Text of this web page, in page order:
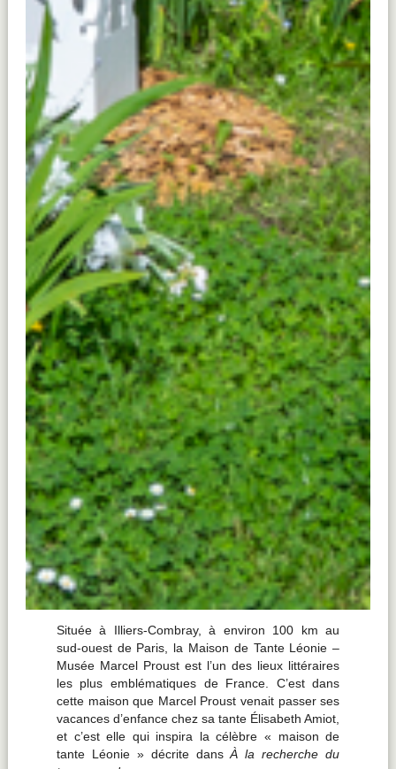
Situéeà Illiers-Combray,à environ 100 km au
sud-ouest de Paris, la Maison de Tante Léonie –
Musée Marcel Proust est l’undes lieux littéraires
les plus emblématiques de France. C’estdans
cette maisonque Marcel Proust venait passerses
vacances d’enfance chez satante ÉlisabethAmiot,
et c’estelle qui inspira lacélèbre « maisonde
tante Léonie » décrite dansÀlarecherchedu